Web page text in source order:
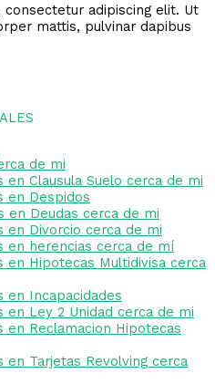
adipiscing elit. Ut
mattis, pulvinar dapibus
de mi
en Clausula Suelo cerca de mi
en Despidos
en Deudas cerca de mi
en Divorcio cerca de mi
en herencias cerca de mí
en Hipotecas Multidivisa cerca
en Incapacidades
en Ley 2 Unidad cerca de mi
en Reclamacion Hipotecas
en Tarjetas Revolving cerca